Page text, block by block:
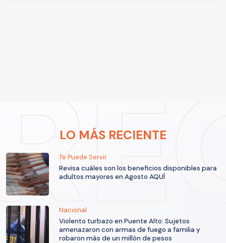
LO MÁS RECIENTE
Te Puede Servir
Revisa cuáles son los beneficios disponibles para
adultos mayores en Agosto AQUÍ
Nacional
Violento turbazo en Puente Alto: Sujetos
amenazaron con armas de fuego a familia y
robaron más de un millón de pesos